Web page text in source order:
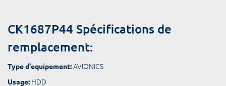
CK1687P44 Spécifications de
remplacement:
Type d'equipement:AVIONICS
Usage: HDD